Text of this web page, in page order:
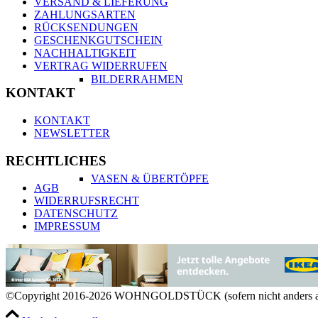
BILDERRAHMEN
VASEN & ÜBERTÖPFE
KERZEN & KERZENHALTER
ZAHLUNGSARTEN
RÜCKSENDUNGEN
GESCHENKGUTSCHEIN
NACHHALTIGKEIT
VERTRAG WIDERRUFEN
KONTAKT
KONTAKT
NEWSLETTER
RECHTLICHES
AGB
WIDERRUFSRECHT
DATENSCHUTZ
IMPRESSUM
©Copyright 2016-2026 WOHNGOLDSTÜCK (sofern nicht anders